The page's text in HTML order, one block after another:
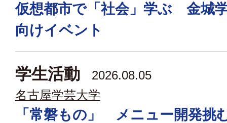
仮想都市で「社会」学ぶ 金城
向けイベント
学生活動
2026.08.05
名古屋学芸大学
「常磐もの」 メニュー開発